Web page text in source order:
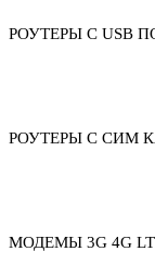
РОУТЕРЫ С USB
РОУТЕРЫ С СИМ
МОДЕМЫ 3G 4G